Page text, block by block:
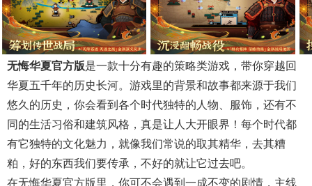
无悔华夏官方版是一款十分有趣的策略类游戏，带你穿越回
华夏五千年的历史长河。游戏里的背景和故事都来源于我们
悠久的历史，你会看到各个时代独特的人物、服饰，还有不
同的生活习俗和建筑风格，真是让人大开眼界！每个时代都
有它独特的文化魅力，就像我们常说的取其精华，去其糟
粕，好的东西我们要传承，不好的就让它过去吧。
在无悔华夏官方版里，你可不会遇到一成不变的剧情，主线